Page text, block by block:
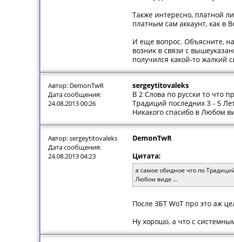
Также интересно, платной
платным сам аккаунт, как в
И еще вопрос. Объясните,
возник в связи с
получился какой-то жалкий
Автор: DemonTwR
Дата сообщения:
24.08.2013 00:26
sergeytitovaleks
В 2 Слова по русски то что
Традиций последних 3 - 5
Никакого спасибо в Любом
Автор: sergeytitovaleks
Дата сообщения:
24.08.2013 04:23
DemonTwR
Цитата:
а самое обидное что по
Любом виде ...
После ЗБТ WoT про это аж
Ну хорошо, а что с